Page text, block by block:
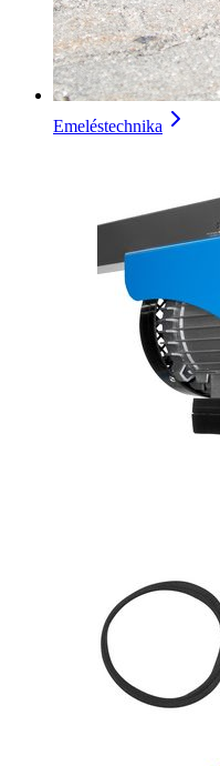
Emeléstechnika